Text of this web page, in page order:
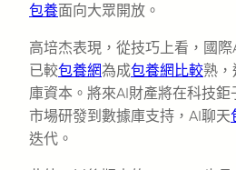
包養面向大眾開放。
高培杰表現，從技巧上看，國
已較包養網為成包養網比較熟
庫資本。將來AI財產將在科技
市場研發到數據庫支持，AI聊天
迭代。